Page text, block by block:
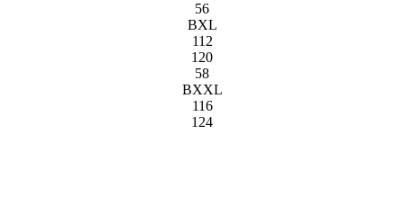
56
BXL
112
120
58
BXXL
116
124